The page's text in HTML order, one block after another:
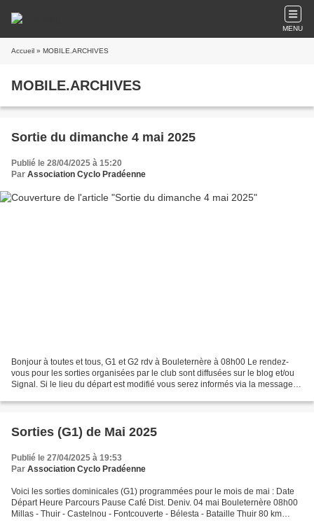
MENU
Accueil » MOBILE.ARCHIVES
MOBILE.ARCHIVES
Sortie du dimanche 4 mai 2025
Publié le 28/04/2025 à 15:20
Par Association Cyclo Pradéenne
Bonjour à toutes et tous, G1 et G2 rdv à Bouleternère à 08h00 Le rendez-
vous pour les sorties organisées par le club sont diffusées sur le blog et/ou
Signal. Si le lieu du départ est modifié vous serez informés via la messagerie
Sorties (G1) de Mai 2025
Publié le 27/04/2025 à 19:53
Par Association Cyclo Pradéenne
Voici les sorties dominicales (G1) programmées pour le mois de mai : Date
Départ Heure Parcours Pause Café Dist. Deniv. 04 mai Bouleternère 08h00
Millas - Thuir - Castelnou - Fontcouverte - Bélesta - Bataille Thuir 80 km